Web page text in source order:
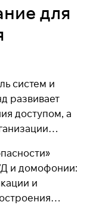
для
систем и
развивает
доступом, а
и домофонии:
и